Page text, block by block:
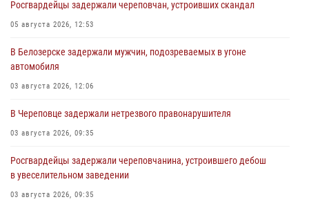
Росгвардейцы задержали череповчан, устроивших скандал
05 августа 2026, 12:53
В Белозерске задержали мужчин, подозреваемых в угоне
автомобиля
03 августа 2026, 12:06
В Череповце задержали нетрезвого правонарушителя
03 августа 2026, 09:35
Росгвардейцы задержали череповчанина, устроившего дебош
в увеселительном заведении
03 августа 2026, 09:35